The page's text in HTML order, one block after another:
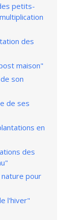
petits-
des
maison"
son
de ses
en
des
pour
l'hiver"